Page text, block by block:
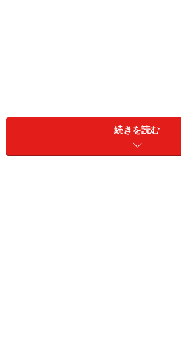
大丸東京地１階にオープンしたどら
判」。創業90余年のカステラの老舗
続きを読む